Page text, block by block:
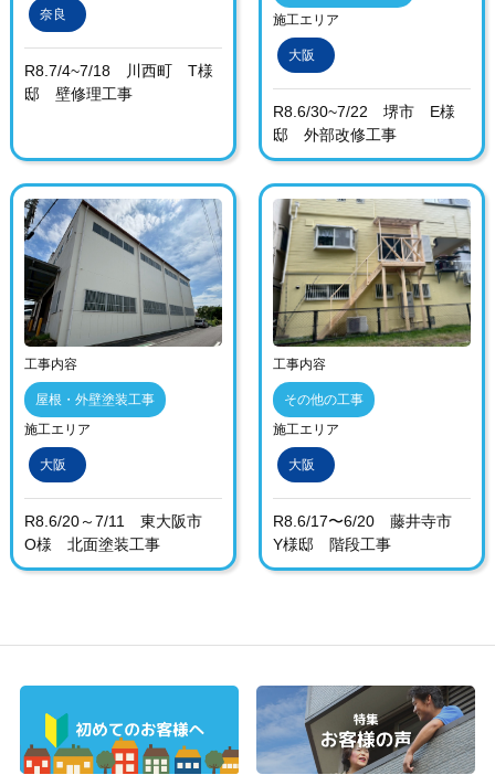
奈良
R8.7/4~7/18 川西町 T様
邸 壁修理工事
施工エリア
大阪
R8.6/30~7/22 堺市 E様
邸 外部改修工事
工事内容
屋根・外壁塗装工事
施工エリア
大阪
R8.6/20～7/11 東大阪市
O様 北面塗装工事
工事内容
その他の工事
施工エリア
大阪
R8.6/17〜6/20 藤井寺市
Y様邸 階段工事